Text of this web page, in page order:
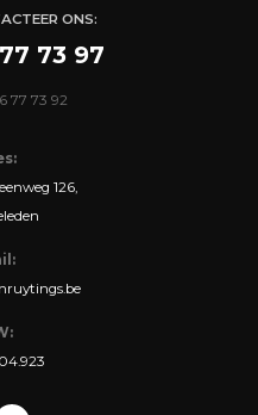
ONS:
73 97
77 73 92
126,